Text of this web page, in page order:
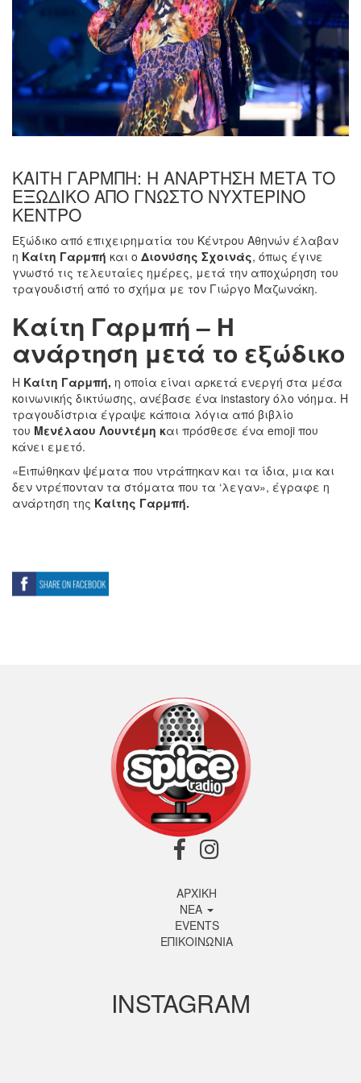
ΚΑΊΤΗ ΓΑΡΜΠΉ: Η ΑΝΆΡΤΗΣΗ ΜΕΤΆ ΤΟ
ΕΞΏΔΙΚΟ ΑΠΌ ΓΝΩΣΤΌ ΝΥΧΤΕΡΙΝΌ
ΚΈΝΤΡΟ
Εξώδικο από επιχειρηματία του Κέντρου Αθηνών έλαβαν
η Καίτη Γαρμπή και ο Διονύσης Σχοινάς, όπως έγινε
γνωστό τις τελευταίες ημέρες, μετά την αποχώρηση του
τραγουδιστή από το σχήμα με τον Γιώργο Μαζωνάκη.
Καίτη Γαρμπή – Η
ανάρτηση μετά το εξώδικο
Η Καίτη Γαρμπή, η οποία είναι αρκετά ενεργή στα μέσα
κοινωνικής δικτύωσης, ανέβασε ένα instastory όλο νόημα. Η
τραγουδίστρια έγραψε κάποια λόγια από βιβλίο
του Μενέλαου Λουντέμη και πρόσθεσε ένα emoji που
κάνει εμετό.
«Ειπώθηκαν ψέματα που ντράπηκαν και τα ίδια, μια και
δεν ντρέπονταν τα στόματα που τα ‘λεγαν», έγραφε η
ανάρτηση της Καίτης Γαρμπή.
ΑΡΧΙΚΗ
ΝΕΑ
EVENTS
ΕΠΙΚΟΙΝΩΝΙΑ
INSTAGRAM